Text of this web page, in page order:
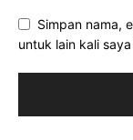
Simpan nama,
untuk lain kali